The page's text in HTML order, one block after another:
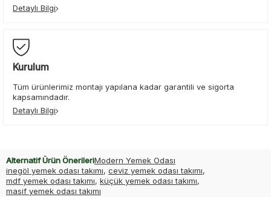
Detaylı Bilgi
Kurulum
Tüm ürünlerimiz montajı yapılana kadar garantili ve sigorta
kapsamındadır.
Detaylı Bilgi
Alternatif Ürün ÖnerileriModern Yemek Odası
inegöl yemek odası takımı, ceviz yemek odası takımı,
mdf yemek odası takımı, küçük yemek odası takımı,
masif yemek odası takımı